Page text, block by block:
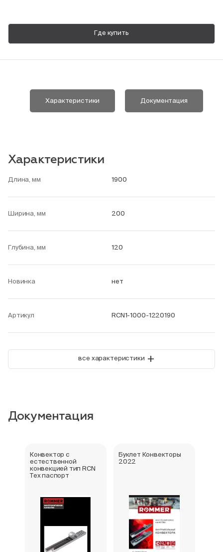
Где купить
Характеристики Документация
Характеристики
Длина, мм 1900
Ширина, мм 200
Глубина, мм 120
Новинка нет
Артикул RCN1-1000-1220190
все характеристики +
Документация
Конвектор с
естественной
конвекцией тип RCN
Тех паспорт
Буклет Конвекторы
2022